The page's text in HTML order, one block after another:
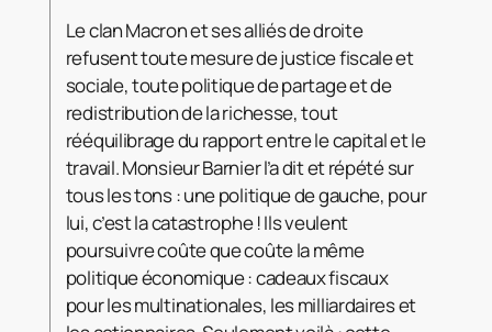
Le clan Macron et ses alliés de droite
refusent toute mesure de justice fiscale et
sociale, toute politique de partage et de
redistribution de la richesse, tout
rééquilibrage du rapport entre le capital et le
travail. Monsieur Barnier l’a dit et répété sur
tous les tons : une politique de gauche, pour
lui, c’est la catastrophe ! Ils veulent
poursuivre coûte que coûte la même
politique économique : cadeaux fiscaux
pour les multinationales, les milliardaires et